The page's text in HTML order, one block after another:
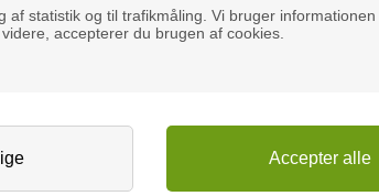
af statistik og til trafikmåling. Vi bruger
accepterer du brugen af cookies.
Gulvtype:
længden.
og
ligne et